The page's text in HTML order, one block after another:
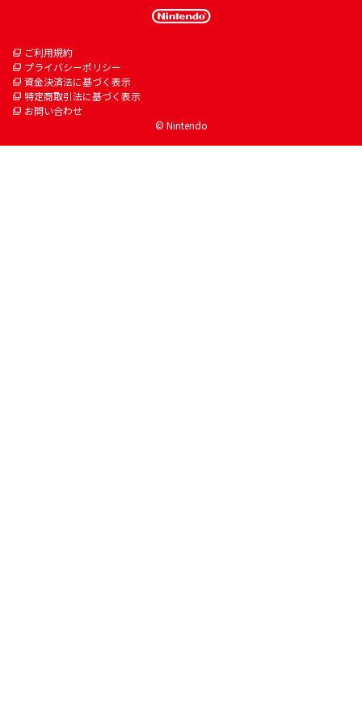
ご利用規約
プライバシーポリシー
資金決済法に基づく表示
特定商取引法に基づく表示
お問い合わせ
© Nintendo